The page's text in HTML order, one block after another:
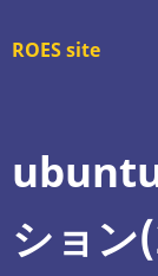
イ
テ
ツ
ROES site
ション